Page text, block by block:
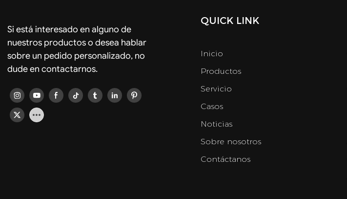
Si está interesado en alguno de
nuestros productos o desea hablar
sobre un pedido personalizado, no
dude en contactarnos.
QUICK LINK
Inicio
Productos
Servicio
Casos
Noticias
Sobre nosotros
Contáctanos